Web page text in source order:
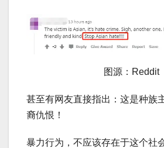
图源：Reddit
甚至有网友直接指出：这是种族
裔仇恨！
暴力行为，不应该存在于这个社